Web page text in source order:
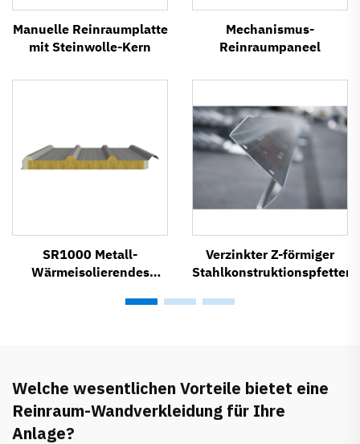
Manuelle Reinraumplatte
mit Steinwolle-Kern
Mechanismus-
Reinraumpaneel
SR1000 Metall-
Wärmeisolierendes
Sandwichpaneelsystem
Verzinkter Z-förmiger
Welche wesentlichen Vorteile bietet eine
Reinraum-Wandverkleidung für Ihre
Anlage?